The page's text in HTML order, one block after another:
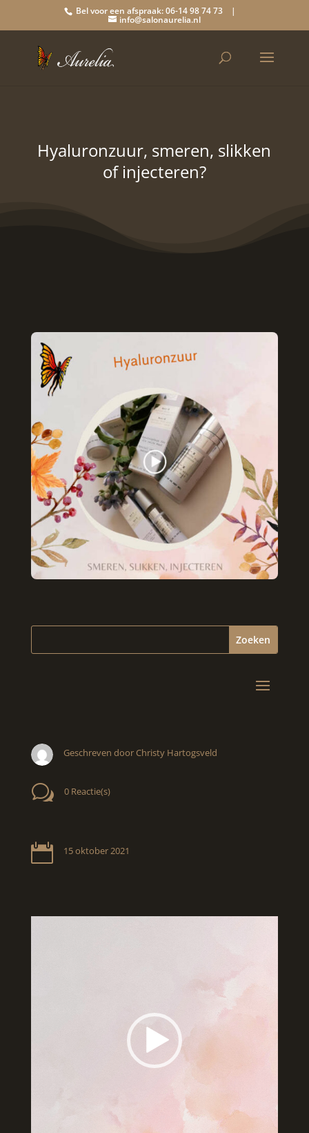
Bel voor een afspraak: 06-14 98 74 73 |
info@salonaurelia.nl
Hyaluronzuur, smeren, slikken
of injecteren?
Geschreven door Christy Hartogsveld
w 0 Reactie(s)
 15 oktober 2021